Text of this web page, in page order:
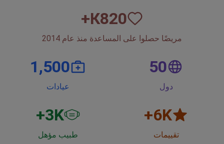
820
К+
مريضًا حصلوا على المساعدة منذ عام 2014
50
دول
1,500
عيادات
6K+
تقييمات
3K+
طبيب مؤهل